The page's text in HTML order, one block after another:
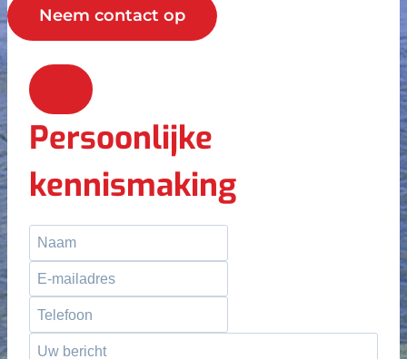
Neem contact op
Persoonlijke
kennismaking